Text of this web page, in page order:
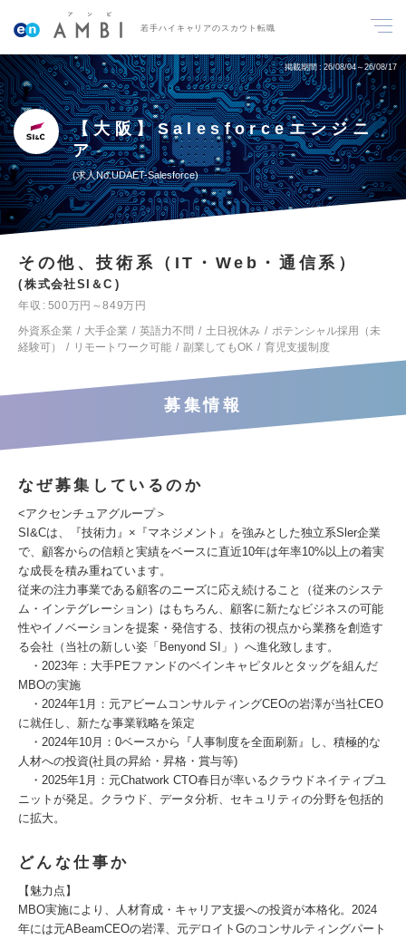
若手ハイキャリアのスカウト転職
掲載期間 26/08/04～26/08/17
【大阪】Salesforceエンジニ
ア
求人No.UDAET-Salesforce
その他、技術系（IT・Web・通信系）
株式会社SI＆C
年収
500万円～849万円
外資系企業
大手企業 英語力不問 土日祝休み
ポテンシャル採用（未
経験可）
リモートワーク可能 副業してもOK 育児支援制度
募集情報
なぜ募集しているのか
<アクセンチュアグループ＞
SI&Cは、『技術力』×『マネジメント』を強みとした独立系Sler企業
で、顧客からの信頼と実績をベースに直近10年は年率10%以上の着実
な成長を積み重ねています。
従来の注力事業である顧客のニーズに応え続けること（従来のシステ
ム・インテグレーション）はもちろん、顧客に新たなビジネスの可能
性やイノベーションを提案・発信する、技術の視点から業務を創造す
る会社（当社の新しい姿「Benyond SI」）へ進化致します。
・2023年：大手PEファンドのベインキャピタルとタッグを組んだ
MBOの実施
・2024年1月：元アビームコンサルティングCEOの岩澤が当社CEO
に就任し、新たな事業戦略を策定
・2024年10月：0ベースから『人事制度を全面刷新』し、積極的な
人材への投資(社員の昇給・昇格・賞与等)
・2025年1月：元Chatwork CTO春日が率いるクラウドネイティブユ
ニットが発足。クラウド、データ分析、セキュリティの分野を包括的
に拡大。
どんな仕事か
【魅力点】
MBO実施により、人材育成・キャリア支援への投資が本格化。2024
年には元ABeamCEOの岩澤、元デロイトGのコンサルティングパート